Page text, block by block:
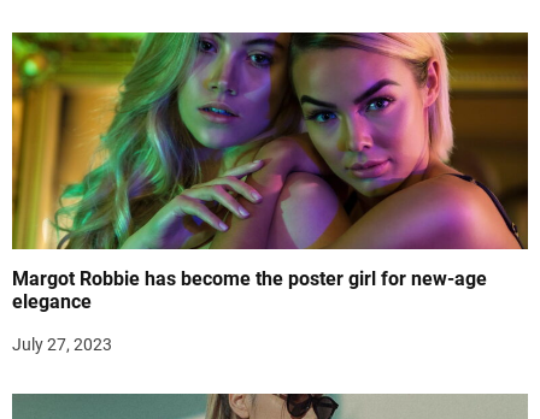
Margot Robbie has become the poster girl for new-age
elegance
July 27, 2023